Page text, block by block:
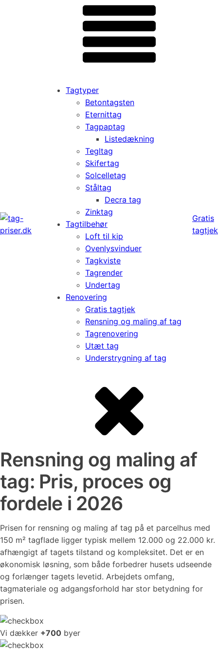
Tagtyper
Betontagsten
Eternittag
Tagpaptag
Listedækning
Tegltag
Skifertag
Solcelletag
Ståltag
Decra tag
Zinktag
Tagtilbehør
Loft til kip
Ovenlysvinduer
Tagkviste
Tagrender
Undertag
Renovering
Gratis tagtjek
Rensning og maling af tag
Tagrenovering
Utæt tag
Understrygning af tag
Gratis
tagtjek
Rensning og maling af
tag: Pris, proces og
fordele i 2026
Prisen for rensning og maling af tag på et parcelhus med
150 m² tagflade ligger typisk mellem 12.000 og 22.000 kr.
afhængigt af tagets tilstand og kompleksitet. Det er en
økonomisk løsning, som både forbedrer husets udseende
og forlænger tagets levetid. Arbejdets omfang,
tagmateriale og adgangsforhold har stor betydning for
prisen.
Vi dækker +700 byer